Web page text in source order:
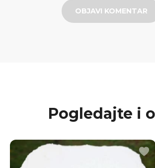
OBJAVI KOMENTAR
Pogledajte i